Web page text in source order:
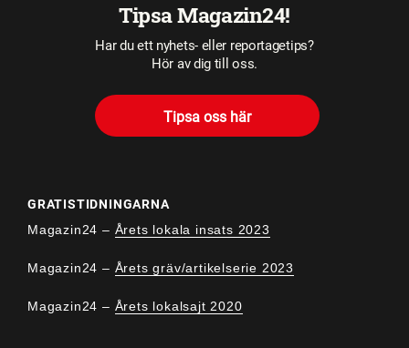
Tipsa Magazin24!
Har du ett nyhets- eller reportagetips?
Hör av dig till oss.
Tipsa oss här
GRATISTIDNINGARNA
Magazin24 – Årets lokala insats 2023
Magazin24 – Årets gräv/artikelserie 2023
Magazin24 – Årets lokalsajt 2020